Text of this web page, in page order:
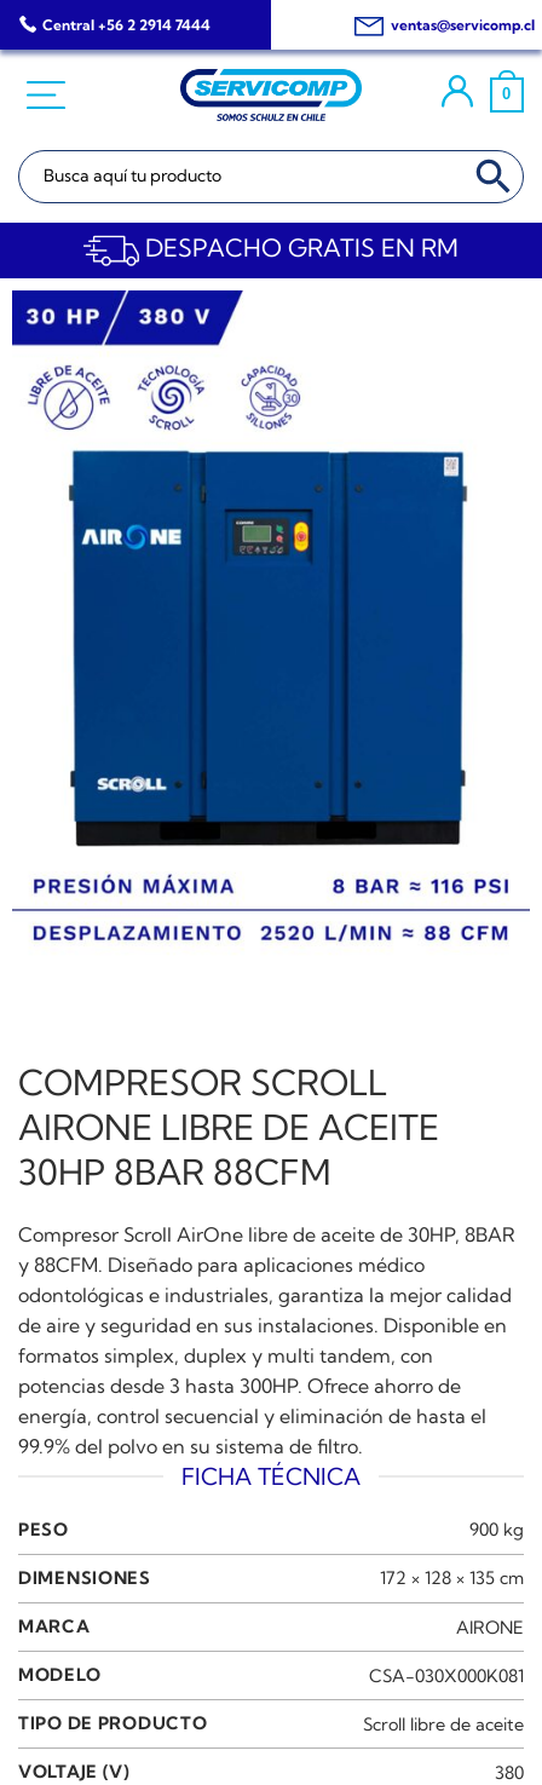
Saltar
al
Central +56 2 2914 7444 ventas@servicomp.cl
0
Buscar: BOTÓN DE
DESPACHO GRATIS EN RM
COMPRESOR SCROLL
AIRONE LIBRE DE ACEITE
30HP 8BAR 88CFM
Compresor Scroll AirOne libre de aceite de 30HP, 8BAR
y 88CFM. Diseñado para aplicaciones médico
odontológicas e industriales, garantiza la mejor calidad
de aire y seguridad en sus instalaciones. Disponible en
formatos simplex, duplex y multi tandem, con
potencias desde 3 hasta 300HP. Ofrece ahorro de
energía, control secuencial y eliminación de hasta el
99.9% del polvo en su sistema de filtro.
FICHA TÉCNICA
PESO 900 kg
DIMENSIONES 172 × 128 × 135 cm
MARCA AIRONE
MODELO CSA-030X000K081
TIPO DE PRODUCTO Scroll libre de aceite
VOLTAJE (V) 380